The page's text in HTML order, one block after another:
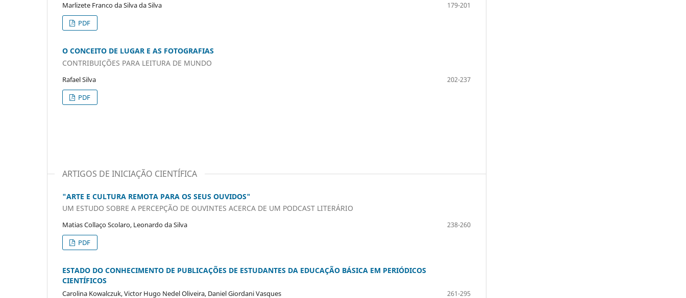
Marlizete Franco da Silva da Silva
179-201
PDF
O CONCEITO DE LUGAR E AS FOTOGRAFIAS
CONTRIBUIÇÕES PARA LEITURA DE MUNDO
Rafael Silva
202-237
PDF
ARTIGOS DE INICIAÇÃO CIENTÍFICA
"ARTE E CULTURA REMOTA PARA OS SEUS OUVIDOS"
UM ESTUDO SOBRE A PERCEPÇÃO DE OUVINTES ACERCA DE UM PODCAST LITERÁRIO
Matias Collaço Scolaro, Leonardo da Silva
238-260
PDF
ESTADO DO CONHECIMENTO DE PUBLICAÇÕES DE ESTUDANTES DA EDUCAÇÃO BÁSICA EM PERIÓDICOS
CIENTÍFICOS
Carolina Kowalczuk, Victor Hugo Nedel Oliveira, Daniel Giordani Vasques 261-295